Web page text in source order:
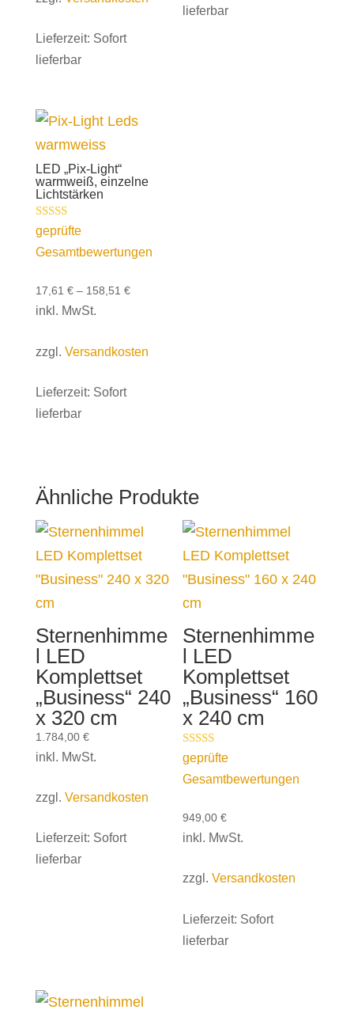
Lieferzeit: Sofort
lieferbar
lieferbar
LED „Pix-Light“
warmweiß, einzelne
Lichtstärken
Bewertet mit
5.00
von 5
geprüfte
Gesamtbewertungen
17,61 €– 158,51 €
inkl. MwSt.
zzgl. Versandkosten
Lieferzeit: Sofort
lieferbar
Ähnliche Produkte
Sternenhimme
l LED
Komplettset
„Business“ 240
x 320 cm
1.784,00 €
inkl. MwSt.
zzgl. Versandkosten
Lieferzeit: Sofort
lieferbar
Sternenhimme
l LED
Komplettset
„Business“ 160
x 240 cm
Bewertet mit
5.00
von 5
geprüfte
Gesamtbewertungen
949,00€
inkl. MwSt.
zzgl.Versandkosten
Lieferzeit: Sofort
lieferbar